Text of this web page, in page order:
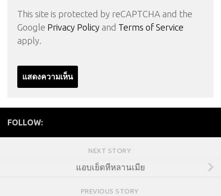
This site is protected by reCAPTCHA and the
Google Privacy Policy and Terms of Service
apply.
FOLLOW:
NEXT STORY
แอบเย็ดหีหลานเมีย
PREVIOUS STORY